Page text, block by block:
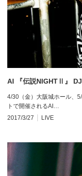
AI 『伝説NIGHTⅡ』 DJ
4/30（金）大阪城ホール、
トで開催されるAI…
2017/3/27
LIVE